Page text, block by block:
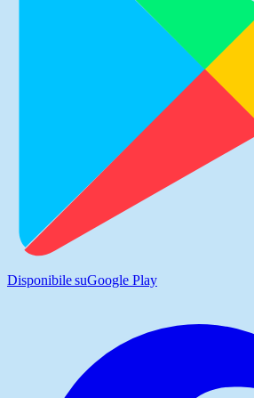
Disponibile suGoogle Play